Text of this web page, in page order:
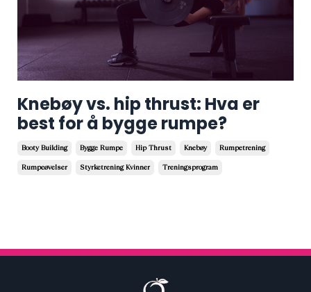
Knebøy vs. hip thrust: Hva er
best for å bygge rumpe?
Booty Building Bygge Rumpe Hip Thrust Knebøy
Rumpetrening
Rumpeøvelser
Styrketrening Kvinner Treningsprogram